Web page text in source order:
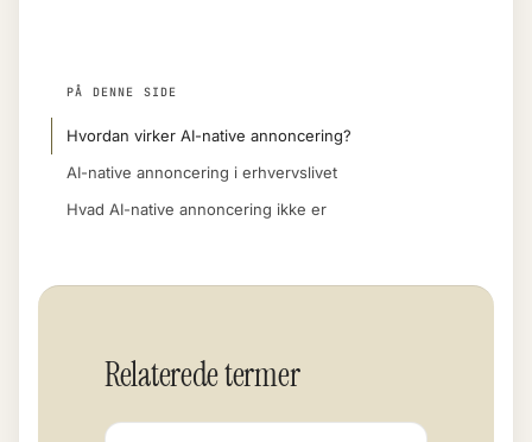
PÅ DENNE SIDE
Hvordan virker AI-native annoncering?
AI-native annoncering i erhvervslivet
Hvad AI-native annoncering ikke er
Relaterede termer